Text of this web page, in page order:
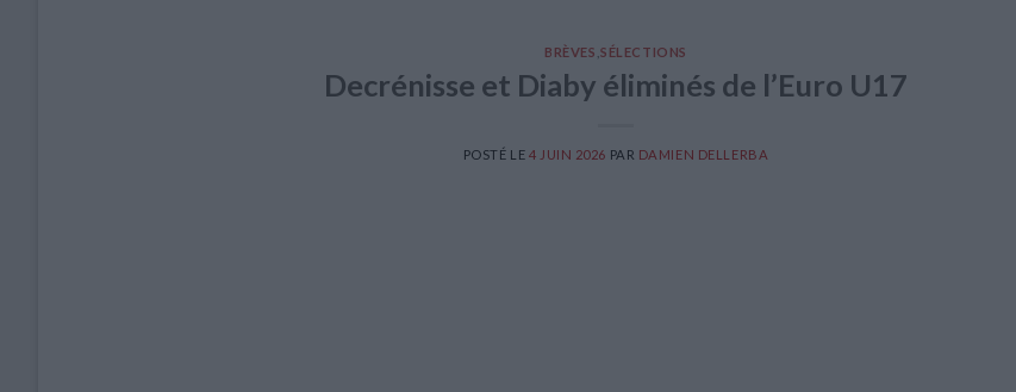
BRÈVES ,SÉLECTIONS
Decrénisse et Diaby éliminés de l’Euro U17
POSTÉ LE 4 JUIN 2026 PAR DAMIEN DELLERBA